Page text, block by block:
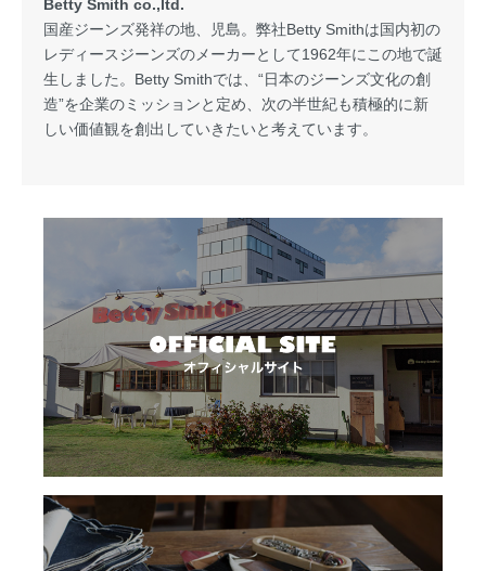
Betty Smith co.,ltd.
国産ジーンズ発祥の地、児島。弊社Betty Smithは国内初の
レディースジーンズのメーカーとして1962年にこの地で誕
生しました。Betty Smithでは、“日本のジーンズ文化の創
造”を企業のミッションと定め、次の半世紀も積極的に新
しい価値観を創出していきたいと考えています。